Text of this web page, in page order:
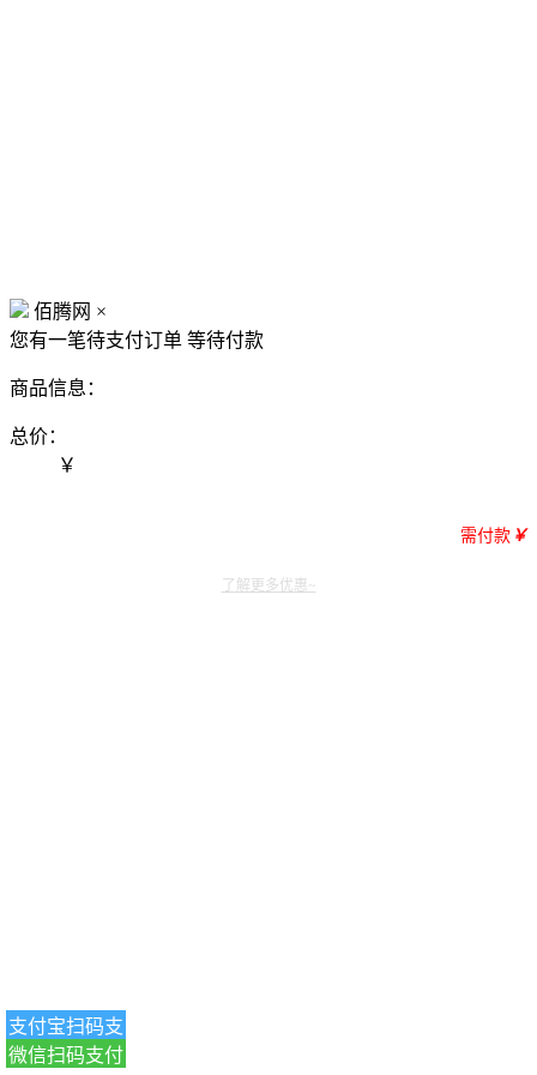
佰腾网 ×
您有一笔待支付订单 等待付款
商品信息：
总价：
￥
需付款 ￥
支付宝扫码支
付
微信扫码支付
了解更多优惠~